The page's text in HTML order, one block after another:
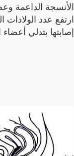
الأنسجة الداعمة
ارتفع عدد الولادات
إصابتها بتدلي